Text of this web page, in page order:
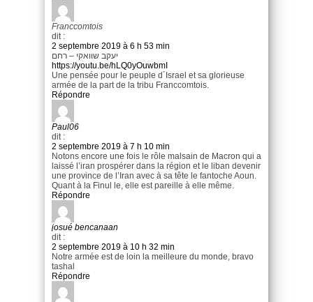
Franccomtois
dit :
2 septembre 2019 à 6 h 53 min
יעקב שוואקי – רחם
https://youtu.be/hLQ0yOuwbmI
Une pensée pour le peuple d´Israel et sa glorieuse
armée de la part de la tribu Franccomtois.
Répondre
Paul06
dit :
2 septembre 2019 à 7 h 10 min
Notons encore une fois le rôle malsain de Macron qui a
laissé l’iran prospérer dans la région et le liban devenir
une province de l’Iran avec à sa tête le fantoche Aoun.
Quant à la Finul le, elle est pareille à elle même.
Répondre
josué bencanaan
dit :
2 septembre 2019 à 10 h 32 min
Notre armée est de loin la meilleure du monde, bravo
tashal
Répondre